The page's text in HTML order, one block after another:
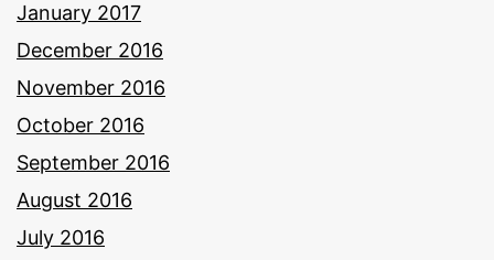
January 2017
December 2016
November 2016
October 2016
September 2016
August 2016
July 2016